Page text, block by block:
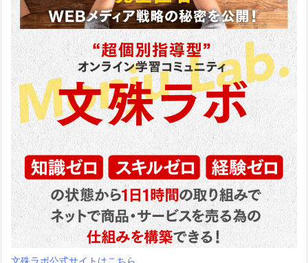
文殊ラボ公式サイトはこちら